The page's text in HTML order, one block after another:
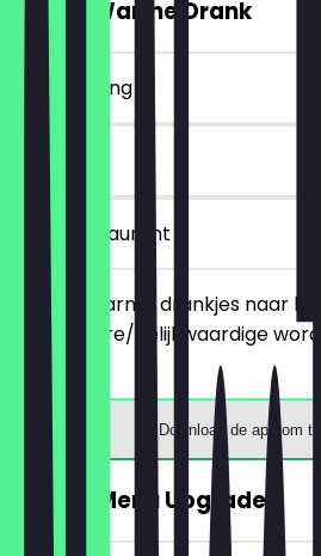
2voor1 Warme Drank
~€ 18 korting
30 dagen
in het restaurant
Bestel 2 warme drankjes naar
goedkopere/gelijkwaardige
gebracht.
Download de app om
GRATIS Menu Upgrade